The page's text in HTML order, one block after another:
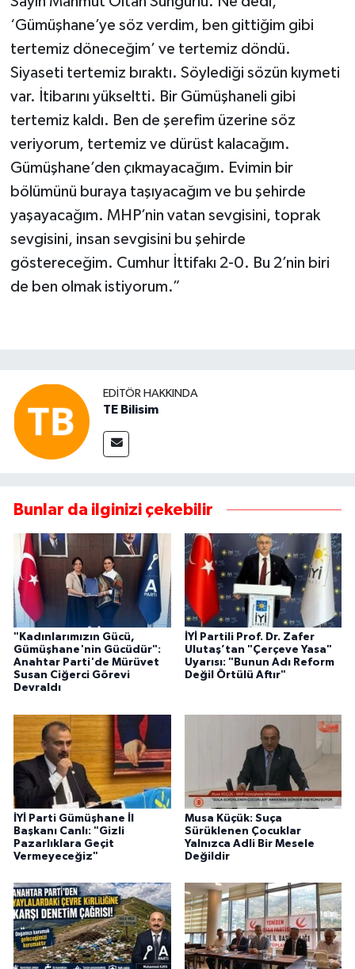
‘Gümüşhane’ye söz verdim, ben gittiğim gibi
tertemiz döneceğim’ ve tertemiz döndü.
Siyaseti tertemiz bıraktı. Söylediği sözün kıymeti
var. İtibarını yükseltti. Bir Gümüşhaneli gibi
tertemiz kaldı. Ben de şerefim üzerine söz
veriyorum, tertemiz ve dürüst kalacağım.
Gümüşhane’den çıkmayacağım. Evimin bir
bölümünü buraya taşıyacağım ve bu şehirde
yaşayacağım. MHP’nin vatan sevgisini, toprak
sevgisini, insan sevgisini bu şehirde
göstereceğim. Cumhur İttifakı 2-0. Bu 2’nin biri
de ben olmak istiyorum.”
EDITÖR HAKKINDA
TE Bilisim
Bunlar da ilginizi çekebilir
"Kadınlarımızın Gücü,
Gümüşhane'nin Gücüdür":
Anahtar Parti'de Mürüvet
Susan Ciğerci Görevi
Devraldı
İYİ Partili Prof. Dr. Zafer
Ulutaş’tan "Çerçeve Yasa"
Uyarısı: "Bunun Adı Reform
Değil Örtülü Aftır"
İYİ Parti Gümüşhane İl
Başkanı Canlı: "Gizli
Pazarlıklara Geçit
Vermeyeceğiz"
Musa Küçük: Suça
Sürüklenen Çocuklar
Yalnızca Adli Bir Mesele
Değildir